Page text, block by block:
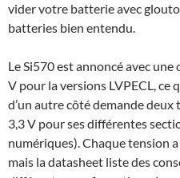
vider votre batterie avec
batteries bien entendu.
Le Si570 est annoncé avec
V pour la versions LVPECL,
d’un autre côté demande deux
3,3 V pour ses différentes
numériques). Chaque tension
mais la datasheet liste des